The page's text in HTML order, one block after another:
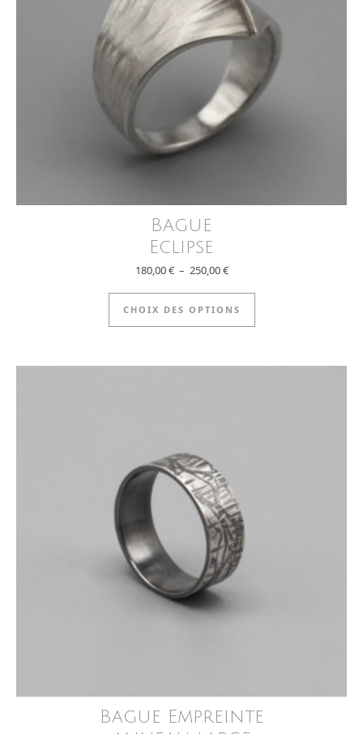
Bague
Eclipse
180,00€ – 250,00€Plage de prix : 180,00 € à
CHOIX DES OPTIONS
Ce produit a
Bague Empreinte